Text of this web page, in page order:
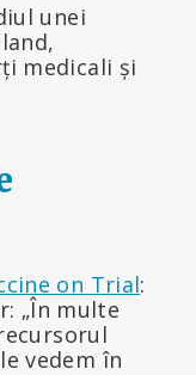
unei
medicali și
on Trial:
„În multe
vedem în